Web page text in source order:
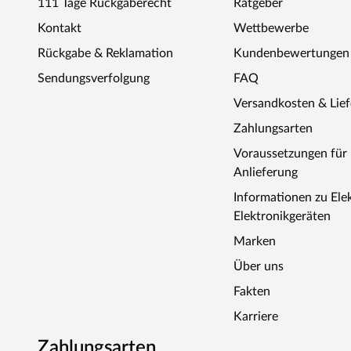
111 Tage Rückgaberecht
Kontakt
Rückgabe & Reklamation
Sendungsverfolgung
Ratgeber
Wettbewerbe
Kundenbewertungen
FAQ
Versandkosten &
Zahlungsarten
Voraussetzungen für
Anlieferung
Informationen zu
Elektronikgeräten
Marken
Über uns
Fakten
Karriere